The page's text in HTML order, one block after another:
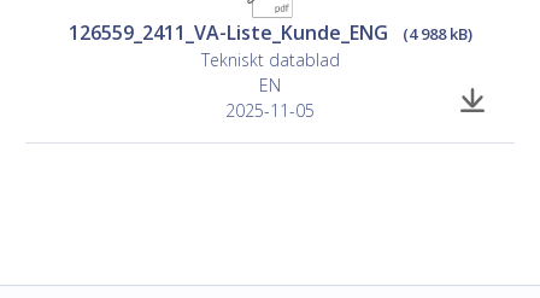
126559_2411_VA-Liste_Kunde_ENG (4 988 kB)
Tekniskt datablad
EN
2025-11-05